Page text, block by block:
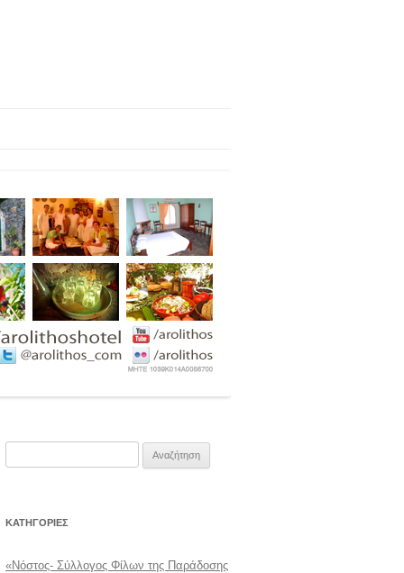
KΑΤΗΓΟΡΊΕΣ
«Νόστος- Σύλλογος Φίλων της Παράδοσης